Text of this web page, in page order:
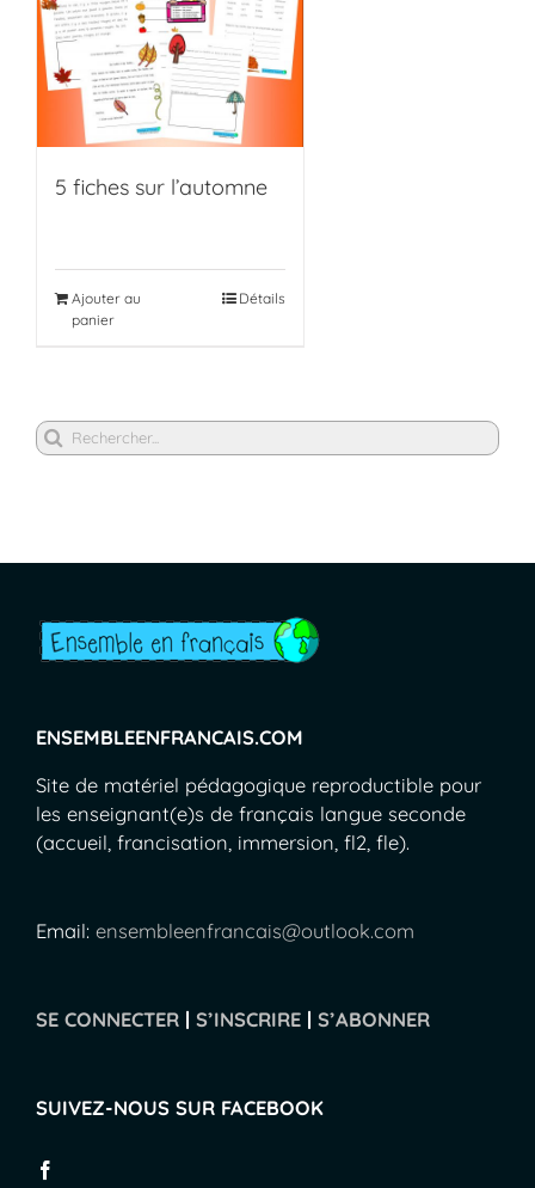
5 fiches sur l’automne
Ajouter au
panier
Détails
Rechercher
ENSEMBLEENFRANCAIS.COM
Site de matériel pédagogique reproductible pour
les enseignant(e)s de français langue seconde
(accueil, francisation, immersion, fl2, fle).
Email: ensembleenfrancais@outlook.com
SE CONNECTER | S’INSCRIRE | S’ABONNER
SUIVEZ-NOUS SUR FACEBOOK